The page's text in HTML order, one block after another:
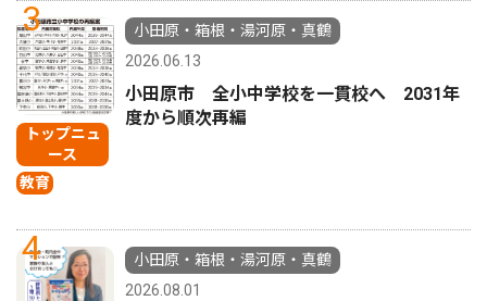
3
トップニュ
ース
教育
小田原・箱根・湯河原・真鶴
2026.06.13
小田原市 全小中学校を一貫校へ 2031年
度から順次再編
4
小田原・箱根・湯河原・真鶴
2026.08.01